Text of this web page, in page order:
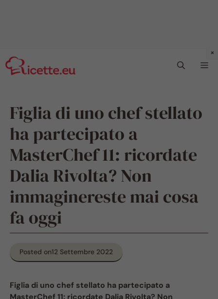
al
contenuto
Figlia di uno chef stellato
ha partecipato a
MasterChef 11: ricordate
Dalia Rivolta? Non
immaginereste mai cosa
fa oggi
Posted on12 Settembre 2022
Figlia di uno chef stellato ha partecipato a
MasterChef 11: ricordate Dalia Rivolta? Non